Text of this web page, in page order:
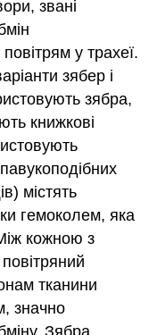
звані
у трахеї.
зябер і
зябра,
книжкові
містять
гемоколем, яка
кожною з
тканини
значно
Зябра